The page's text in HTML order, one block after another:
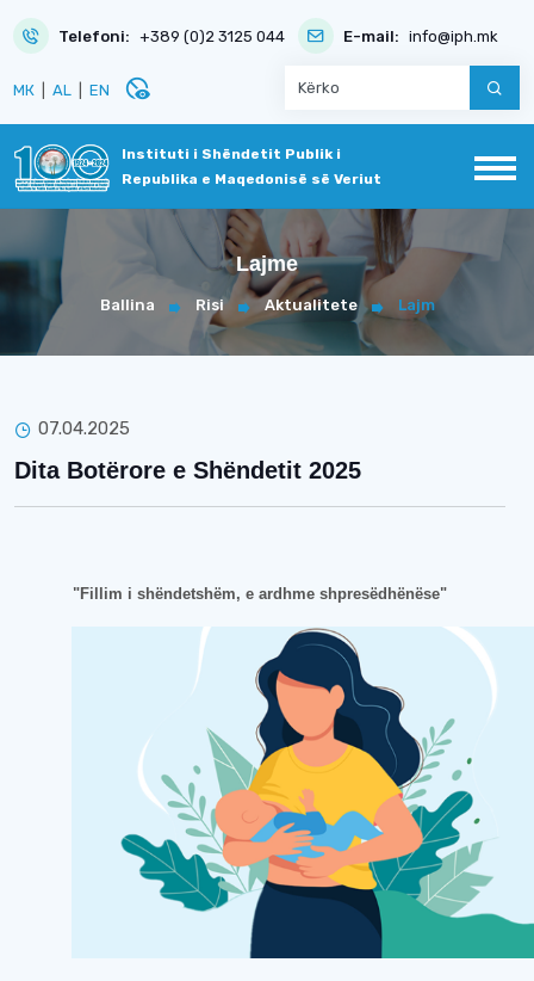
Telefoni: +389 (0)2 3125 044 E-mail: info@iph.mk
МК AL EN disabled_visible
Instituti i Shëndetit Publik i
Republika e Maqedonisë së Veriut
Lajme
Ballina Risi Aktualitete Lajm
07.04.2025
Dita Botërore e Shëndetit 2025
"Fillim i shëndetshëm, e ardhme shpresëdhënëse"